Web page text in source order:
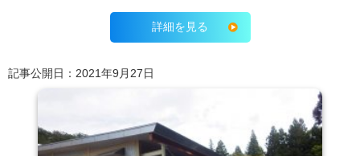
詳細を見る
記事公開日：2021年9月27日